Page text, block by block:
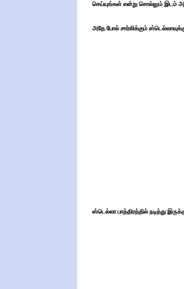
செய்யுங்கள் என்று சொல்லும் இடம்
அதே போல் சார்லிக்கும்
ஸ்டெல்லா பாத்திரத்தில் நடித்து